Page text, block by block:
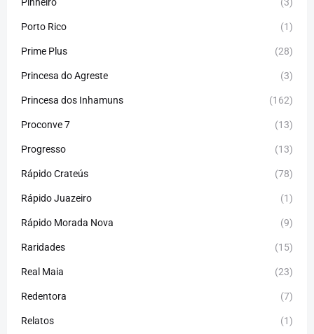
Pinheiro (3)
Porto Rico (1)
Prime Plus (28)
Princesa do Agreste (3)
Princesa dos Inhamuns (162)
Proconve 7 (13)
Progresso (13)
Rápido Crateús (78)
Rápido Juazeiro (1)
Rápido Morada Nova (9)
Raridades (15)
Real Maia (23)
Redentora (7)
Relatos (1)